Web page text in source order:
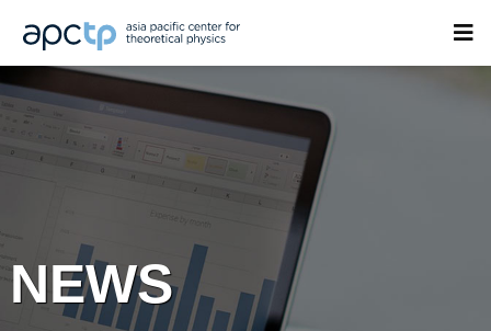
NEWS